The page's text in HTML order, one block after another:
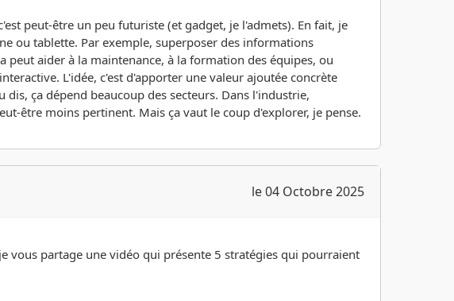
peut-être un peu futuriste (et gadget, je l'admets). En fait, je
ou tablette. Par exemple, superposer des informations
aider à la maintenance, à la formation des équipes, ou
L'idée, c'est d'apporter une valeur ajoutée concrète
ça dépend beaucoup des secteurs. Dans l'industrie,
être moins pertinent. Mais ça vaut le coup d'explorer, je pense.
le 04 Octobre 2025
vous partage une vidéo qui présente 5 stratégies qui pourraient